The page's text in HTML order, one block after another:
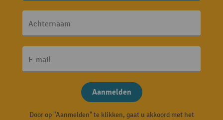
Achternaam
E-mail
Aanmelden
Door op "Aanmelden" te klikken, gaat u akkoord met het